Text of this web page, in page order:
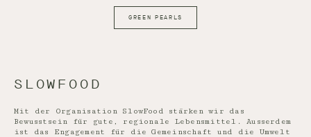
GREEN PEARLS
SLOWFOOD
Mit der Organisation SlowFood stärken wir das
Bewusstsein für gute, regionale Lebensmittel. Ausserdem
ist das Engagement für die Gemeinschaft und die Umwelt